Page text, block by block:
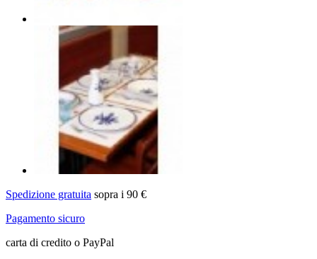
Spedizione gratuita sopra i 90 €
Pagamento sicuro
carta di credito o PayPal